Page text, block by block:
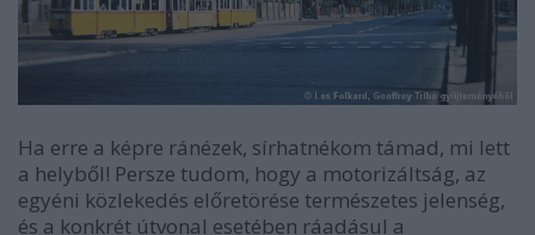
Ha erre a képre ránézek, sírhatnékom támad, mi lett
a helyből! Persze tudom, hogy a motorizáltság, az
egyéni közlekedés előretörése természetes jelenség,
és a konkrét útvonal esetében ráadásul a